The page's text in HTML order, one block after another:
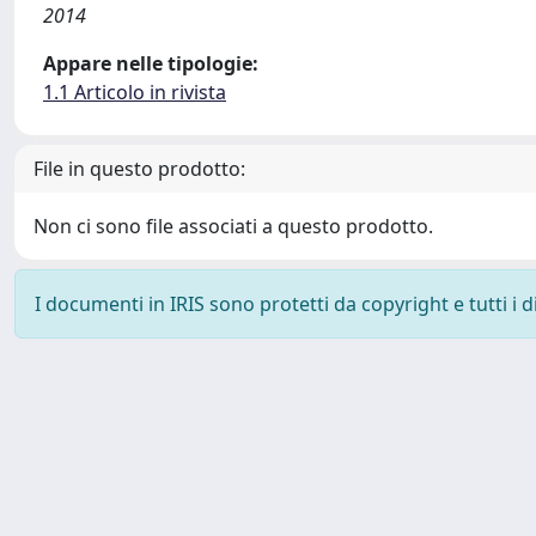
2014
Appare nelle tipologie:
1.1 Articolo in rivista
File in questo prodotto:
Non ci sono file associati a questo prodotto.
I documenti in IRIS sono protetti da copyright e tutti i